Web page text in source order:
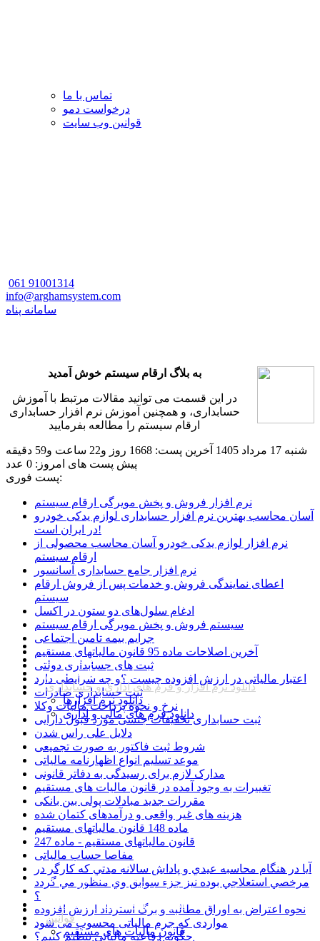
تماس با ما
درخواست دمو
قوانین وب سایت
061 91001314
info@arghamsystem.com
سامانه پناه
به بلاگ ارقام سیستم خوش آمدید
در این قسمت می توانید مقالات مرتبط با آموزش
حسابداری، و همچنین آموزش نرم افزار حسابداری
ارقام سیستم را مطالعه بفرمایید
شنبه 17 مرداد 1405
آخرین پست: 1668 روز و22 ساعت و59 دقیقه
پیش پست های امروز: 0 عدد
همه
بخشنامه ها
نرم افزار ارقام سیستم
دانلود نرم افزار و فرم های اداری و حسابداری
دانلود نرم افزارها
دانلود فرم های مالی و اداری
مقالات حسابداری و مدیریتی
اخبار حسابداری و اقتصادی
آموزش های رایگان حسابداری
قوانین
قانون مالیات های مستقیم
پست فوری:
نرم افزار فروش و پخش مویرگی ارقام سیستم
آسان محاسب بهترین نرم افزار حسابداری لوازم یدکی خودرو
در ایران است!
نرم افزار لوازم یدکی خودرو آسان محاسب محصولی از
ارقام سیستم
نرم افزار جامع حسابداری آسانسور
اعطای نمایندگی فروش و خدمات پس از فروش ارقام
سیستم
ادغام سلول‌های دو ستون در اکسل
سیستم فروش و پخش مویرگی ارقام سیستم
جرایم بیمه تامین اجتماعی
آخرین اصلاحات ماده 95 قانون مالیاتهای مستقیم
ثبت های حسابداری دولتی
اعتبار مالیاتی در ارزش افزوده چیست ؟و چه شرایطی دارد
ثبت حسابداری صادرات
نرخ و نحوه پرداخت مالیات وکلا
ثبت حسابداری تخفیفات جنسی مورد قبول دارایی
دلایل علی راس شدن
شروط ثبت فاکتور به صورت تجمیعی
موعد تسلیم انواع اظهارنامه مالیاتی
مدارک لازم برای رسیدگی به دفاتر قانونی
تغییرات به وجود آمده در قانون مالیات های مستقیم
مقررات جدید مبادلات پولی بین بانکی
هزینه های غیر واقعی و درآمدهای کتمان شده
ماده 148 قانون مالیاتهای مستقیم
قانون مالیاتهای مستقیم - ماده 247
مفاصا حساب مالیاتی
آيا در هنگام محاسبه عيدي و پاداش سالانه مدتي كه كارگر در
مرخصي استعلاجي بوده نيز جزء سوابق وي منظور مي گردد
؟
نحوه اعتراض به اوراق مطالبه و برگ استرداد ارزش افزوده
مواردی که جرم مالیاتی محسوب می شود
چگونه دفاعیه مالیاتی تنظیم کنیم؟